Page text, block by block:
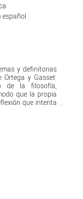
español
y definitorias
y Gasset.
de la filosofía,
que la propia
que intenta
vida y la muerte
creadores,
paisaje de una
como dice